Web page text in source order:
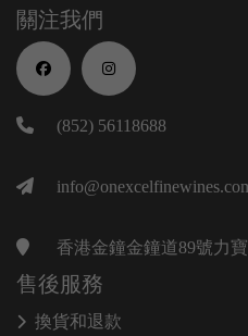
關注我們
(852) 56118688
香港金鐘金鐘道89號力
售後服務
換貨和退款